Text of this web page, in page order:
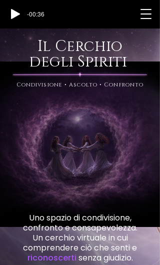
-00:36
Condivisione • Ascolto • Confronto
Il Cerchio
degli Spiriti
Uno spazio di condivisione,
confronto e consapevolezza.
Un cerchio virtuale in cui
comprendere ciò che senti e
riconoscerti senza giudizio.